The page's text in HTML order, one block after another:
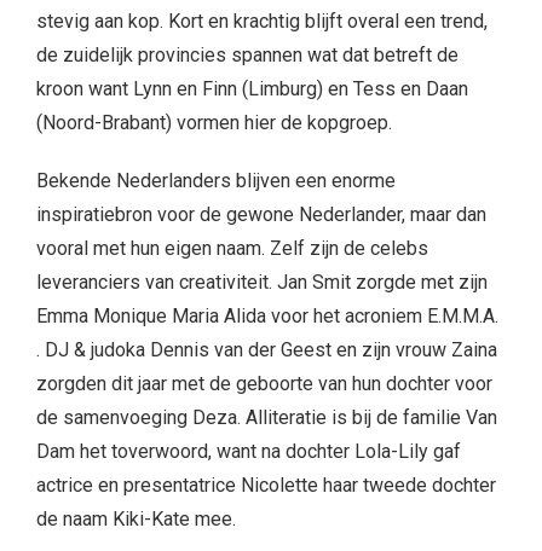
stevig aan kop. Kort en krachtig blijft overal een trend,
de zuidelijk provincies spannen wat dat betreft de
kroon want Lynn en Finn (Limburg) en Tess en Daan
(Noord-Brabant) vormen hier de kopgroep.
Bekende Nederlanders blijven een enorme
inspiratiebron voor de gewone Nederlander, maar dan
vooral met hun eigen naam. Zelf zijn de celebs
leveranciers van creativiteit. Jan Smit zorgde met zijn
Emma Monique Maria Alida voor het acroniem E.M.M.A.
. DJ & judoka Dennis van der Geest en zijn vrouw Zaina
zorgden dit jaar met de geboorte van hun dochter voor
de samenvoeging Deza. Alliteratie is bij de familie Van
Dam het toverwoord, want na dochter Lola-Lily gaf
actrice en presentatrice Nicolette haar tweede dochter
de naam Kiki-Kate mee.